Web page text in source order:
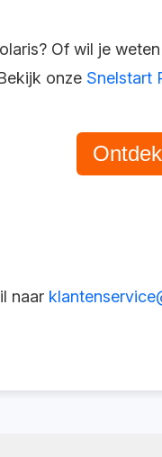
Of wil je
onze Snelstart
naar